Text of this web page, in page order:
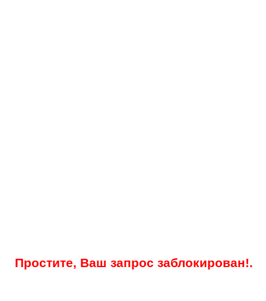
Простите, Ваш запрос заблокирован!.